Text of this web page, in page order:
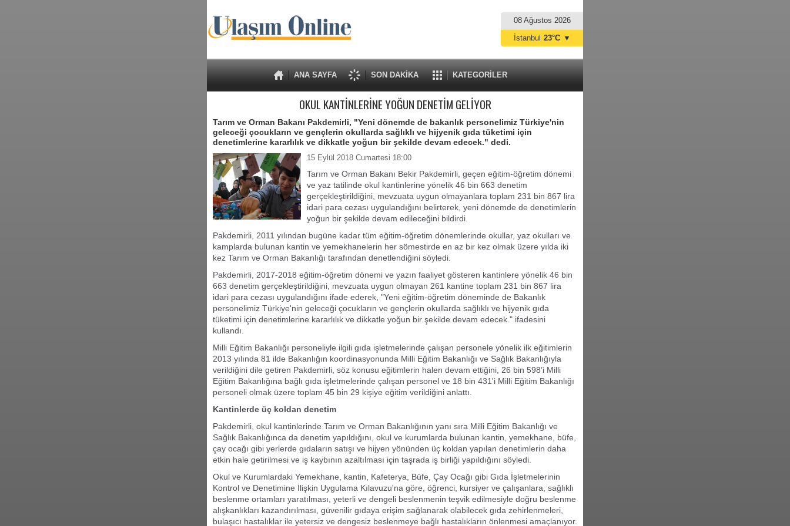
08 Ağustos 2026
ANA SAYFA SON DAKİKA KATEGORİLER
İstanbul 23°C ▼
OKUL KANTİNLERİNE YOĞUN DENETİM GELİYOR
Tarım ve Orman Bakanı Pakdemirli, "Yeni dönemde de bakanlık personelimiz Türkiye'nin
geleceği çocukların ve gençlerin okullarda sağlıklı ve hijyenik gıda tüketimi için
denetimlerine kararlılık ve dikkatle yoğun bir şekilde devam edecek." dedi.
15 Eylül 2018 Cumartesi 18:00
Tarım ve Orman Bakanı Bekir Pakdemirli, geçen eğitim-öğretim dönemi
ve yaz tatilinde okul kantinlerine yönelik 46 bin 663 denetim
gerçekleştirildiğini, mevzuata uygun olmayanlara toplam 231 bin 867 lira
idari para cezası uygulandığını belirterek, yeni dönemde de denetimlerin
yoğun bir şekilde devam edileceğini bildirdi.
Pakdemirli, 2011 yılından bugüne kadar tüm eğitim-öğretim dönemlerinde okullar, yaz okulları ve
kamplarda bulunan kantin ve yemekhanelerin her sömestirde en az bir kez olmak üzere yılda iki
kez Tarım ve Orman Bakanlığı tarafından denetlendiğini söyledi.
Pakdemirli, 2017-2018 eğitim-öğretim dönemi ve yazın faaliyet gösteren kantinlere yönelik 46 bin
663 denetim gerçekleştirildiğini, mevzuata uygun olmayan 261 kantine toplam 231 bin 867 lira
idari para cezası uygulandığını ifade ederek, "Yeni eğitim-öğretim döneminde de Bakanlık
personelimiz Türkiye'nin geleceği çocukların ve gençlerin okullarda sağlıklı ve hijyenik gıda
tüketimi için denetimlerine kararlılık ve dikkatle yoğun bir şekilde devam edecek." ifadesini
kullandı.
Milli Eğitim Bakanlığı personeliyle ilgili gıda işletmelerinde çalışan personele yönelik ilk eğitimlerin
2013 yılında 81 ilde Bakanlığın koordinasyonunda Milli Eğitim Bakanlığı ve Sağlık Bakanlığıyla
verildiğini dile getiren Pakdemirli, söz konusu eğitimlerin halen devam ettiğini, 26 bin 598’i Milli
Eğitim Bakanlığına bağlı gıda işletmelerinde çalışan personel ve 18 bin 431'i Milli Eğitim Bakanlığı
personeli olmak üzere toplam 45 bin 29 kişiye eğitim verildiğini anlattı.
Kantinlerde üç koldan denetim
Pakdemirli, okul kantinlerinde Tarım ve Orman Bakanlığının yanı sıra Milli Eğitim Bakanlığı ve
Sağlık Bakanlığınca da denetim yapıldığını, okul ve kurumlarda bulunan kantin, yemekhane, büfe,
çay ocağı gibi yerlerde gıdaların satışı ve hijyen yönünden üç koldan yapılan denetimlerin daha
etkin hale getirilmesi ve iş kaybının azaltılması için taşrada iş birliği yapıldığını söyledi.
Okul ve Kurumlardaki Yemekhane, kantin, Kafeterya, Büfe, Çay Ocağı gibi Gıda İşletmelerinin
Kontrol ve Denetimine İlişkin Uygulama Kılavuzu'na göre, öğrenci, kursiyer ve çalışanlara, sağlıklı
beslenme ortamları yaratılması, yeterli ve dengeli beslenmenin teşvik edilmesiyle doğru beslenme
alışkanlıkları kazandırılması, güvenilir gıdaya erişim sağlanarak olabilecek gıda zehirlenmeleri,
bulaşıcı hastalıklar ile yetersiz ve dengesiz beslenmeye bağlı hastalıkların önlenmesi amaçlanıyor.